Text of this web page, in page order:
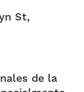
St,
de la